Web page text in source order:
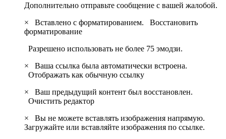
Дополнительно отправьте сообщение с вашей жалобой.
×
Вставлено с форматированием. Восстановить
форматирование
Разрешено использовать не более 75 эмодзи.
×
Ваша ссылка была автоматически встроена.
Отображать как обычную ссылку
×
Ваш предыдущий контент был восстановлен.
Очистить редактор
×
Вы не можете вставлять изображения напрямую.
Загружайте или вставляйте изображения по ссылке.